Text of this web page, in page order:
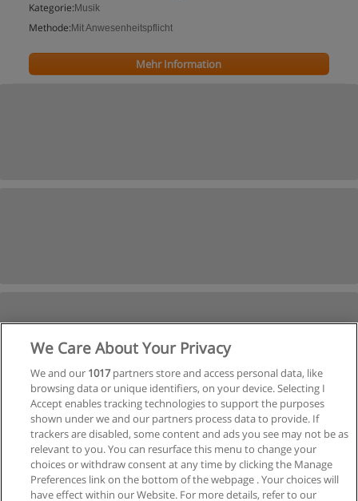
Kategorie: Musik
Methode: Mit Anwesenheitspflicht
Mehr Information
Nächste
Seite1von2
We Care About Your Privacy
We and our 1017partners store and access personal data, like
browsing data or unique identifiers, on your device. Selecting I
Accept enables tracking technologies to support the purposes
shown under we and our partners process data to provide. If
trackers are disabled, some content and ads you see may not be as
relevant to you. You can resurface this menu to change your
choices or withdraw consent at any time by clicking the Manage
Preferences link on the bottom of the webpage . Your choices will
have effect within our Website. For more details, refer to our